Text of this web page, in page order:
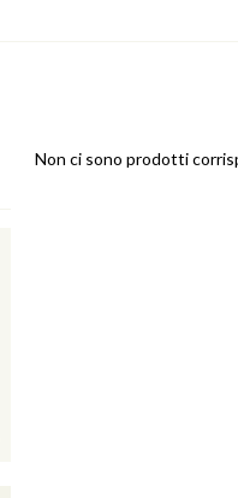
Non ci sono prodotti